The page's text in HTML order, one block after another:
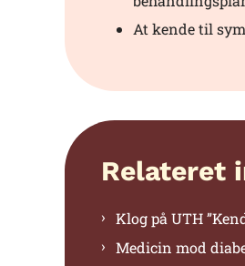
At kende til
Relateret
Klog på UTH
Medicin mod